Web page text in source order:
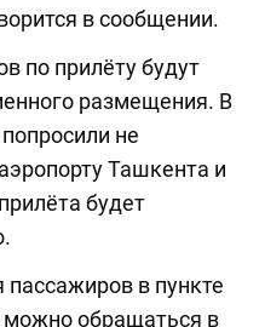
в сообщении.
по прилёту будут
размещения. В
не
Ташкента и
будет
в пункте
обращаться в